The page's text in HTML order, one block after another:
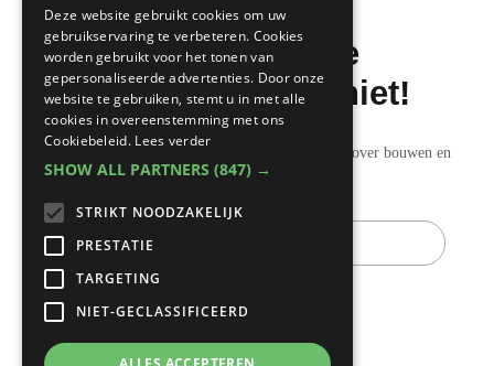
Mis de laatste
bouwnieuwtjes niet!
Ontvang onze wekelijkse updates vol nuttige tips over bouwen en
verbouwen.
E-
mail
Deze website gebruikt cookies om uw
gebruikservaring te verbeteren. Cookies
worden gebruikt voor het tonen van
gepersonaliseerde advertenties. Door onze
website te gebruiken, stemt u in met alle
cookies in overeenstemming met ons
Cookiebeleid. Lees verder
SHOW ALL PARTNERS (847) →
STRIKT NOODZAKELIJK
PRESTATIE
TARGETING
NIET-GECLASSIFICEERD